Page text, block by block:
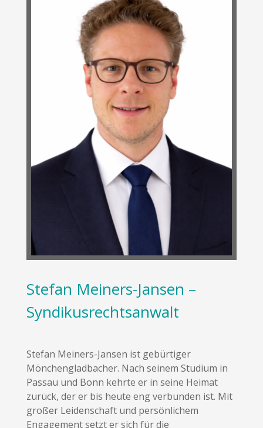
Stefan Meiners-Jansen –
Syndikusrechtsanwalt
Stefan Meiners-Jansen ist gebürtiger
Mönchengladbacher. Nach seinem Studium in
Passau und Bonn kehrte er in seine Heimat
zurück, der er bis heute eng verbunden ist. Mit
großer Leidenschaft und persönlichem
Engagement setzt er sich für die